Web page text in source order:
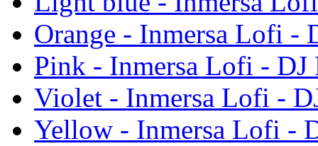
Orange - Inmersa Lofi -
Pink - Inmersa Lofi - DJ
Violet - Inmersa Lofi -
Yellow - Inmersa Lofi -